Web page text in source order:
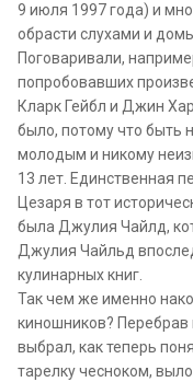
9 июля 1997 года) и
обрасти слухами и
Поговаривали,
попробовавших
Кларк Гейбл и Джин
было, потому что быть
молодым и никому
13 лет. Единственная
Цезаря в тот
была Джулия Чайлд,
Джулия Чайльд
кулинарных книг.
Так чем же именно
киношников? Перебрав
выбрал, как теперь
тарелку чесноком,